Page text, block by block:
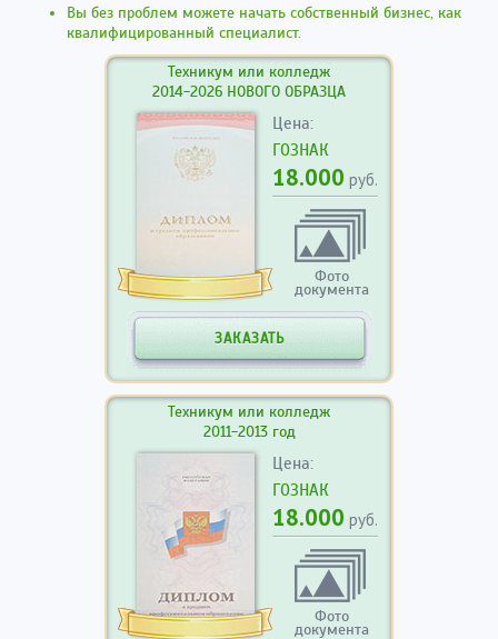
Вы без проблем можете начать собственный бизнес, как
квалифицированный специалист.
Техникум или колледж
2014-2026 НОВОГО ОБРАЗЦА
Цена:
ГОЗНАК
18.000 руб.
Фото
документа
ЗАКАЗАТЬ
Техникум или колледж
2011-2013 год
Цена:
ГОЗНАК
18.000 руб.
Фото
документа